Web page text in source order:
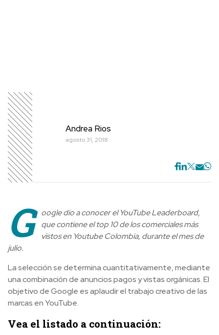
Andrea Rios
agosto 31, 2018
G
oogle dio a conocer el YouTube Leaderboard,
que contiene el top 10 de los comerciales más
vistos en Youtube Colombia, durante el mes de
julio.
La selección se determina cuantitativamente, mediante
una combinación de anuncios pagos y vistas orgánicas. El
objetivo de Google es aplaudir el trabajo creativo de las
marcas en YouTube.
Vea el listado a continuación: